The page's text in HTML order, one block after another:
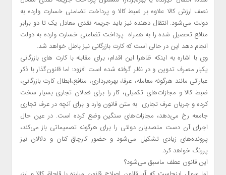
نصف ارزش کالا علاوه بر ضبط کالا و پرداخت تضامنی خسارت وارده به
دولت می‌شود. انتقال دهنده نیز باید جریمه نقدی معادل یک تا دو برابر
منافع تحصیل شده را به همراه پرداخت تضامنی خسارت وارده به دولت
انجام دهد این در حالی است که کارت بازرگانی نیز باطل خواهد شد.
وی با اشاره به اینکه ظاهرا این اقدام، برای مقابله با کارت های بازرگانی
یکبار مصرف تدوین و در نظر گرفته شده است افزود: اما قانون‌گذار با ذکر
عباراتی مانند هرگونه معامله، عرفا، بهره‌برداری، منافع،ابطال کارت بازرگانی،
ضبط کالا و مجازات‌های تکمیلی، کار را برای فعالان تجاری بسیار سخت
کرده و جریان عرف تجاری به متن قانون وارد و برای آنچه در عرف تجاری
جامعه رخ می‌دهد، مجازات‌های سنگین وضع کرده است. در عین حال
اجرای آن دست متصدیان دولتی را برای هرگونه تصمیماتی باز می‌کند،
پرونده‌های زیادی تشکیل می‌شود و حضور کارچاق کنان و دلالان نیز
پررنگ خواهد کرد.
این قانون عطف ماسبق می‌شود؟